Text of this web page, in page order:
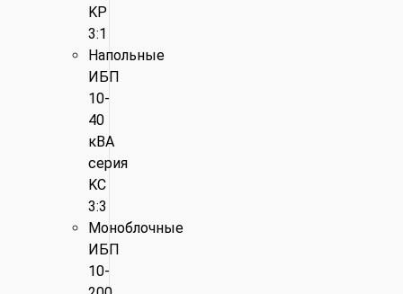
KP
3:1
Напольные
ИБП
10-
40
кВА
серия
KC
3:3
Моноблочные
ИБП
10-